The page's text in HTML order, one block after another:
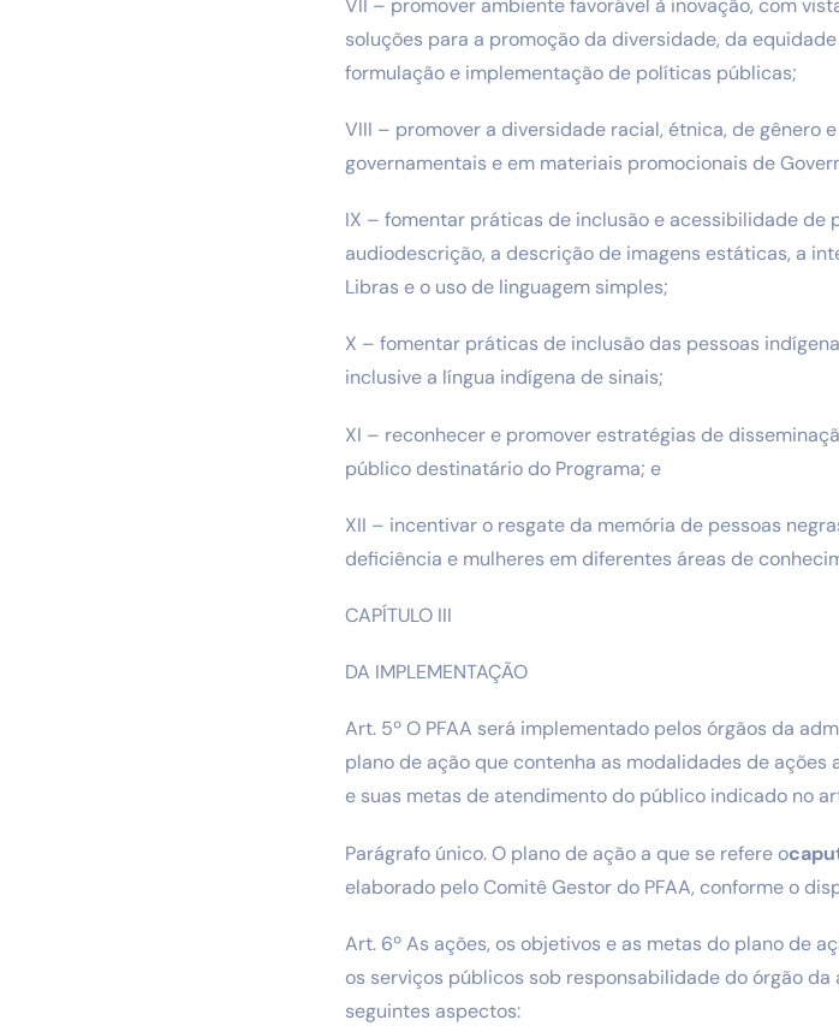
VII – promover ambiente favorável à inovação, com
soluções para a promoção da diversidade, da
formulação e implementação de políticas públicas;
VIII – promover a diversidade racial, étnica, de gênero
governamentais e em materiais promocionais de
IX – fomentar práticas de inclusão e acessibilidade de
audiodescrição, a descrição de imagens estáticas, a
Libras e o uso de linguagem simples;
X – fomentar práticas de inclusão das pessoas
inclusive a língua indígena de sinais;
XI – reconhecer e promover estratégias de
público destinatário do Programa; e
XII – incentivar o resgate da memória de pessoas
deficiência e mulheres em diferentes áreas de
CAPÍTULO III
DA IMPLEMENTAÇÃO
Art. 5º O PFAA será implementado pelos órgãos da
plano de ação que contenha as modalidades de
e suas metas de atendimento do público indicado no
Parágrafo único. O plano de ação a que se refere o
elaborado pelo Comitê Gestor do PFAA, conforme o
Art. 6º As ações, os objetivos e as metas do plano de
os serviços públicos sob responsabilidade do órgão
seguintes aspectos: